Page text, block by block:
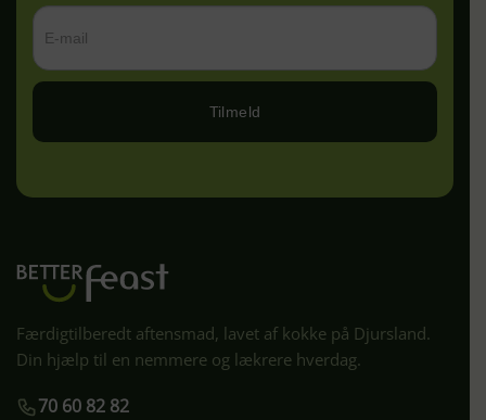
Tilmeld
Færdigtilberedt aftensmad, lavet af kokke på Djursland.
Din hjælp til en nemmere og lækrere hverdag.
70 60 82 82